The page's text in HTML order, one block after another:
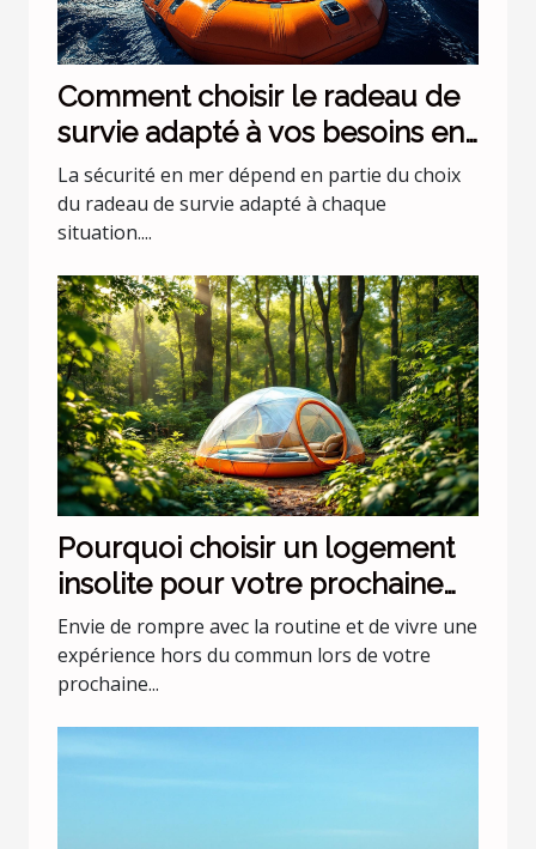
Comment choisir le radeau de
survie adapté à vos besoins en
mer ?
La sécurité en mer dépend en partie du choix
du radeau de survie adapté à chaque
situation....
Pourquoi choisir un logement
insolite pour votre prochaine
escapade ?
Envie de rompre avec la routine et de vivre une
expérience hors du commun lors de votre
prochaine...